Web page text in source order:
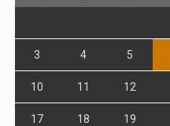
3 4 5
10 11 12
17 18 19